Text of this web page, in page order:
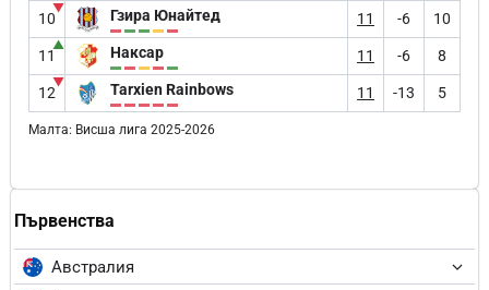
Първенства
Австралия
10
▼ Гзира Юнайтед 11 -6 10
11
▲ Наксар 11 -6 8
12
▼ Tarxien Rainbows 11 -13 5
Малта: Висша лига 2025-2026